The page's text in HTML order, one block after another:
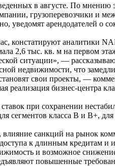
в августе. По мнению
грузоперевозчики и
уведомят арендодателей
констатируют аналитики
тыс. кв. м на первом
ситуации», —
недвижимости, что
свои проекты, —
бизнес-центра
при сохранении
сегментов класса В и В+,
санкций на рынок
к длинным кредитам и
и возможное
повышенные